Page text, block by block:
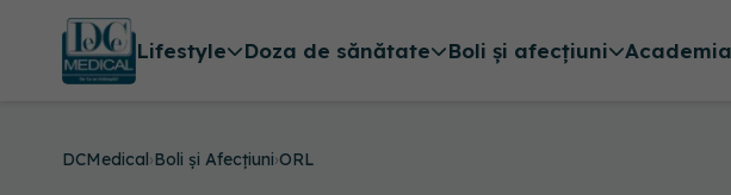
Lifestyle Doza de sănătate Boli și afecțiuni
DCMedical›Boli și Afecțiuni›ORL